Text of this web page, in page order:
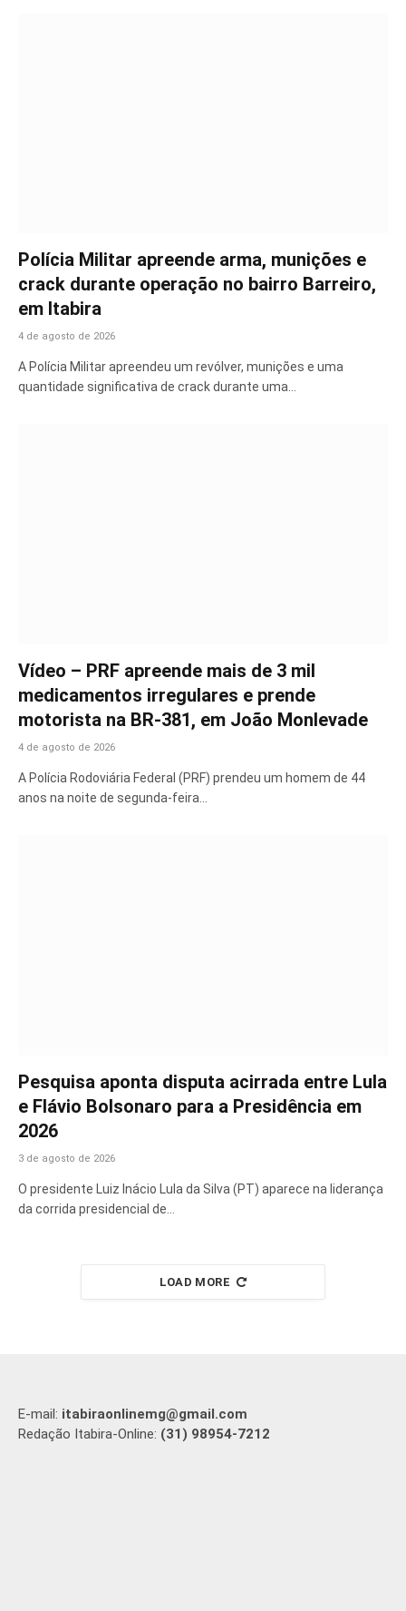
Polícia Militar apreende arma, munições e
crack durante operação no bairro Barreiro,
em Itabira
4 de agosto de 2026
A Polícia Militar apreendeu um revólver, munições e uma
quantidade significativa de crack durante uma…
Vídeo – PRF apreende mais de 3 mil
medicamentos irregulares e prende
motorista na BR-381, em João Monlevade
4 de agosto de 2026
A Polícia Rodoviária Federal (PRF) prendeu um homem de 44
anos na noite de segunda-feira…
Pesquisa aponta disputa acirrada entre Lula
e Flávio Bolsonaro para a Presidência em
2026
3 de agosto de 2026
O presidente Luiz Inácio Lula da Silva (PT) aparece na liderança
da corrida presidencial de…
LOAD MORE
E-mail: itabiraonlinemg@gmail.com
Redação Itabira-Online: (31) 98954-7212